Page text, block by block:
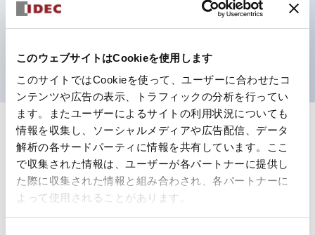
このウェブサイトはCookieを使用します
このサイトではCookieを使って、ユーザーに合わせたコ
ンテンツや広告の表示、トラフィックの分析を行ってい
ます。またユーザーによるサイトの利用状況についても
情報を収集し、ソーシャルメディアや広告配信、データ
解析の各サードパーティに情報を共有しています。ここ
で収集された情報は、ユーザーが各パートナーに提供し
た際に収集された情報と組み合わされ、各パートナーに
よって使用されることがあります。
で色ごとに分かれていたLED球を、1色のLED球で各色
を表現できるようにしました。
UL、CSA、TÜV、CCC認証品。
仕様 すべて展開
形状仕様
電気的仕様(照光部定格)